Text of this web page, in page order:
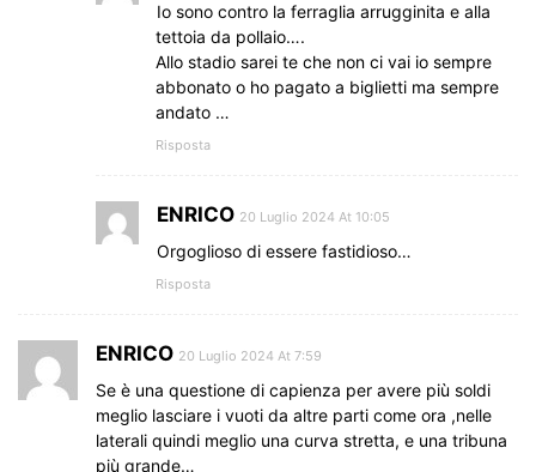
Io sono contro la ferraglia arrugginita e alla
tettoia da pollaio….
Allo stadio sarei te che non ci vai io sempre
abbonato o ho pagato a biglietti ma sempre
andato …
Risposta
ENRICO 20 Luglio 2024 At 10:05
Orgoglioso di essere fastidioso…
Risposta
ENRICO 20 Luglio 2024 At 7:59
Se è una questione di capienza per avere più soldi
meglio lasciare i vuoti da altre parti come ora ,nelle
laterali quindi meglio una curva stretta, e una tribuna
più grande…